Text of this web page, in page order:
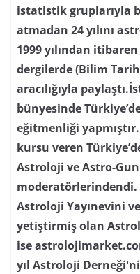
istatistik gruplarıyla
atmadan 24 yılını
1999 yılından
dergilerde (Bilim
aracılığıyla
bünyesinde
eğitmenliği
kursu veren
Astroloji ve Astro-
moderatörlerindendi.
Astroloji Yayınevini
yetiştirmiş olan
ise
yıl Astroloji